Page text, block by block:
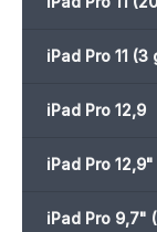
iPad Pro 11
iPad Pro 12,9
iPad Pro
iPad Pro 9,7"